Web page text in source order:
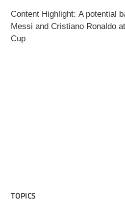
Content Highlight:A potential
Messi and Cristiano Ronaldo
Cup
TOPICS